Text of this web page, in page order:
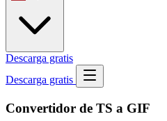
Descarga gratis
Descarga gratis
Convertidor de TS a GIF